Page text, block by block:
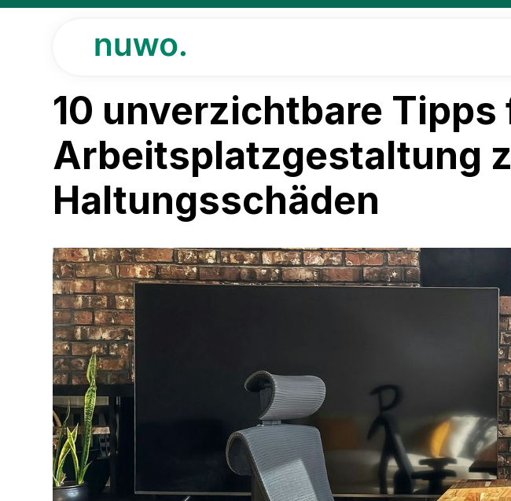
10 unverzichtbare Tipps
Arbeitsplatzgestaltung
Haltungsschäden